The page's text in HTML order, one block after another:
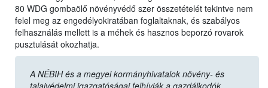
80 WDG gombaölő növényvédő szer összetételét tekintve nem
felel meg az engedélyokiratában foglaltaknak, és szabályos
felhasználás mellett is a méhek és hasznos beporzó rovarok
pusztulását okozhatja.
A NÉBIH és a megyei kormányhivatalok növény- és